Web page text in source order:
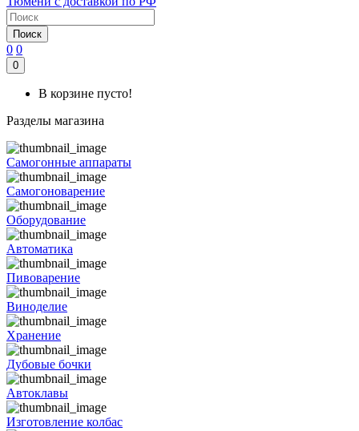
Поиск
0 0
0
В корзине пусто!
Разделы магазина
Самогонные аппараты
Самогоноварение
Оборудование
Автоматика
Пивоварение
Виноделие
Хранение
Дубовые бочки
Автоклавы
Изготовление колбас